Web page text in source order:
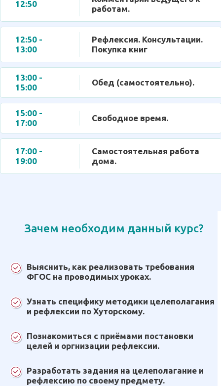
12:50
работам.
12:50 -
13:00
Рефлексия. Консультации.
Покупка книг
13:00 -
15:00
Обед (самостоятельно).
15:00 -
17:00
Свободное время.
17:00 -
19:00
Самостоятельная работа
дома.
Зачем необходим данный курс?
Выяснить, как реализовать требования
ФГОС на проводимых уроках.
Узнать специфику методики целеполагания
и рефлексии по Хуторскому.
Познакомиться с приёмами постановки
целей и оргнизации рефлексии.
Разработать задания на целеполагание и
рефлексию по своему предмету.